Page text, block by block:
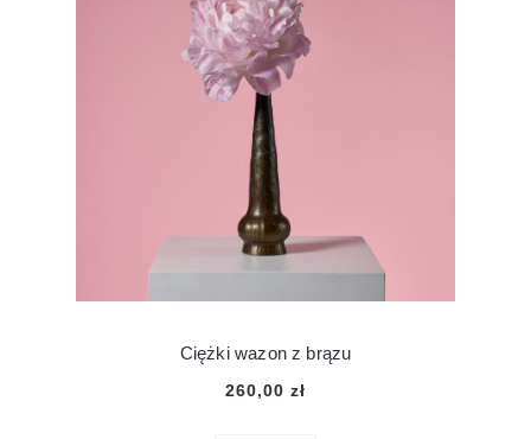
Ciężki wazon z brązu
260,00 zł